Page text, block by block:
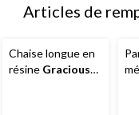
Articles de
Chaise longue en
résine Gracious